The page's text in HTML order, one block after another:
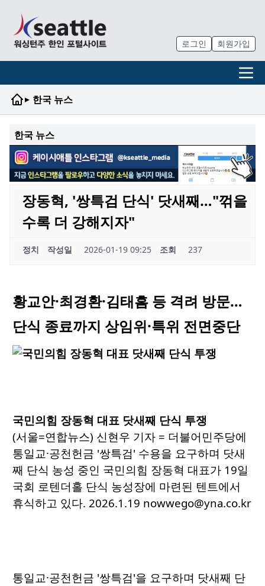
로그인 회원가입
▸ 한국 뉴스
한국 뉴스
장동혁, '쌍특검 단식' 닷새째…"꺾을
수록 더 강해지자"
정치 작성일 2026-01-19 09:25 조회 237
황교안·최경환·김태흠 등 격려 방문…
단식 종료까지 상임위·특위 전면중단
국민의힘 장동혁 대표 닷새째 단식 투쟁
(서울=연합뉴스) 신현우 기자 = 더불어민주당에
통일교·공천헌금 '쌍특검' 수용을 요구하며 닷새
째 단식 농성 중인 국민의힘 장동혁 대표가 19일
국회 로텐더홀 단식 농성장에 마련된 텐트에서
휴식하고 있다. 2026.1.19 nowwego@yna.co.kr
통일교·공천헌금 '쌍특검'을 요구하며 닷새째 단